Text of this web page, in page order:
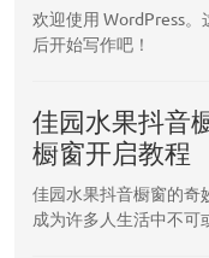
欢迎使用 WordPress
后开始写作吧！
佳园水果抖音
橱窗开启教程
佳园水果抖音橱窗的奇
成为许多人生活中不可